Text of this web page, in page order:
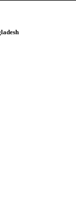
স্বাক্ষর করলেন
চলছে: